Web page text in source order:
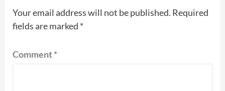
Your email address will not be published. Required
fields are marked *
Comment*